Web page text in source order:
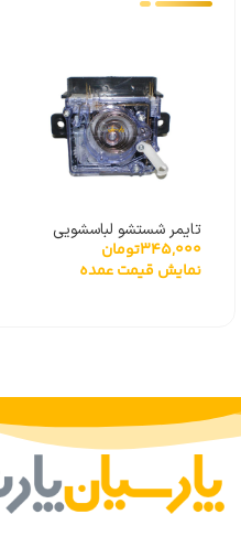
تایمر شستشو لباسشویی
دوقلو حایر
345,000تومان
نمایش قیمت عمده